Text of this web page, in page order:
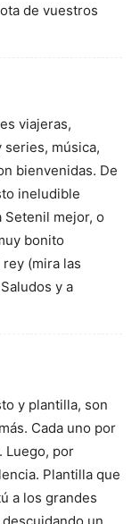
de vuestros
viajeras,
música,
bienvenidas. De
ineludible
Setenil mejor, o
bonito
(mira las
y a
y plantilla, son
Cada uno por
Luego, por
Plantilla que
a los grandes
un